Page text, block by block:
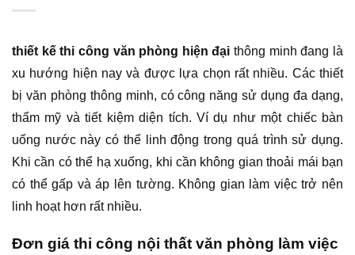
thiết kế thi công văn phòng hiện đại thông minh đang là
xu hướng hiện nay và được lựa chọn rất nhiều. Các thiết
bị văn phòng thông minh, có công năng sử dụng đa dạng,
thẩm mỹ và tiết kiệm diện tích. Ví dụ như một chiếc bàn
uống nước này có thể linh động trong quá trình sử dụng.
Khi cần có thể hạ xuống, khi cần không gian thoải mái bạn
có thể gấp và áp lên tường. Không gian làm việc trở nên
linh hoạt hơn rất nhiều.
Đơn giá thi công nội thất văn phòng làm việc